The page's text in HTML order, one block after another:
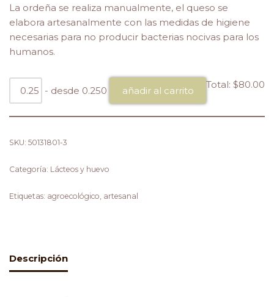
La ordeña se realiza manualmente, el queso se
elabora artesanalmente con las medidas de higiene
necesarias para no producir bacterias nocivas para los
humanos.
- desde 0.250 añadir al carrito
Total: $80.00
SKU: 50131801-3
Categoría: Lácteos y huevo
Etiquetas: agroecológico, artesanal
Descripción